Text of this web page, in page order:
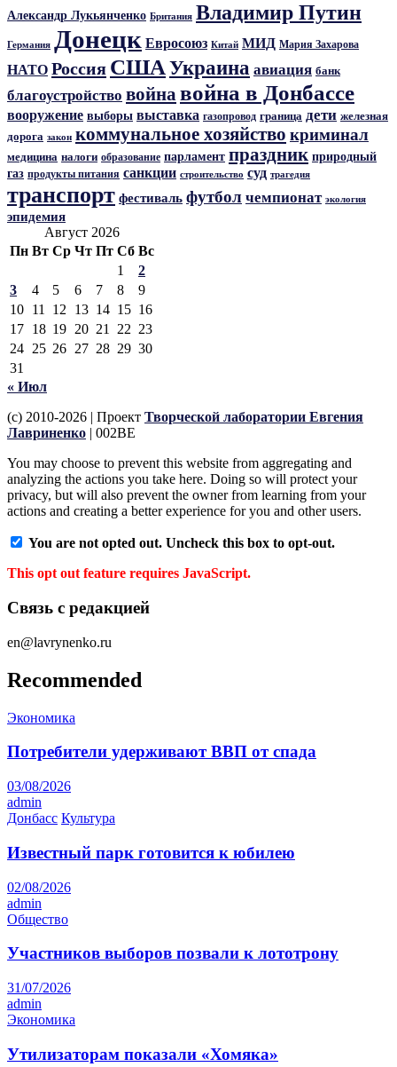
Александр Лукьянченко Британия Владимир Путин
Германия Донецк Евросоюз Китай МИД Мария Захарова
НАТО Россия СШАУкраина авиация банк
благоустройство войнавойна в Донбассе
вооружение выборы выставка газопровод граница дети железная
дорога закон коммунальное хозяйство криминал
медицина налоги образование парламент праздник природный
газ продукты питания санкции строительство суд трагедия
транспорт фестиваль футбол чемпионат экология
эпидемия
Август 2026
Пн Вт Ср Чт Пт Сб Вс
1
2
3
4 5 6 7 8
9
10 11 12 13 14 15 16
17 18 19 20 21 22 23
24 25 26 27 28 29 30
31
« Июл
(c) 2010-2026 | Проект Творческой лаборатории Евгения
Лавриненко | 002BE
You may choose to prevent this website from aggregating and
analyzing the actions you take here. Doing so will protect your
privacy, but will also prevent the owner from learning from your
actions and creating a better experience for you and other users.
You are not opted out. Uncheck this box to opt-out.
This opt out feature requires JavaScript.
Связь с редакцией
en@lavrynenko.ru
Recommended
Экономика
Потребители удерживают ВВП от спада
03/08/2026
admin
Донбасс Культура
Известный парк готовится к юбилею
02/08/2026
admin
Общество
Участников выборов позвали к лототрону
31/07/2026
admin
Экономика
Утилизаторам показали «Хомяка»